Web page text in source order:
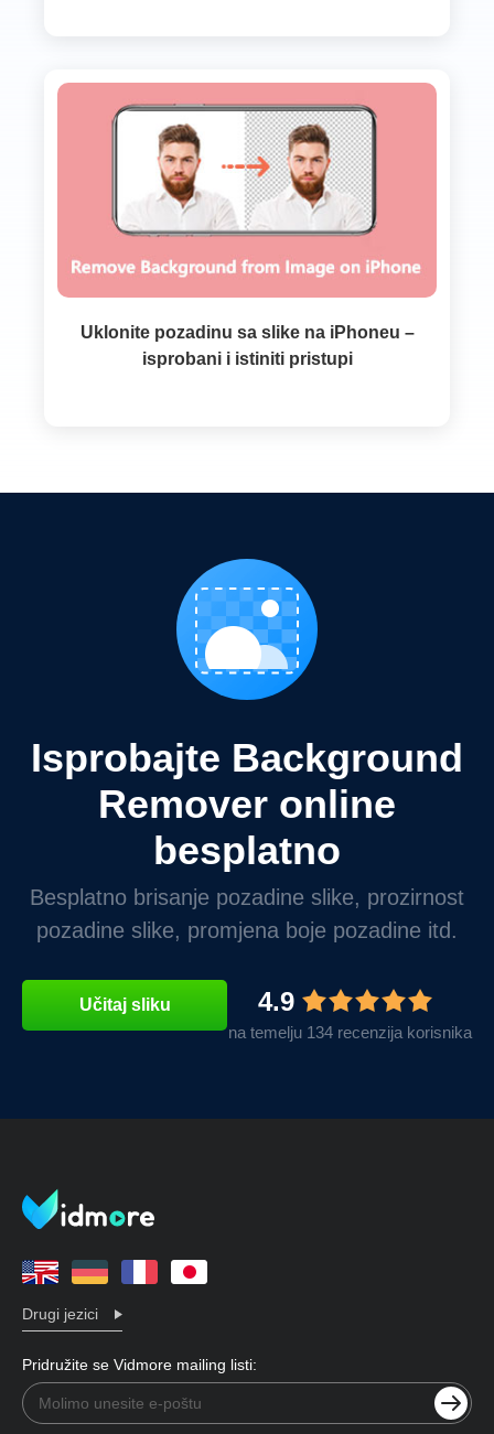
Uklonite pozadinu sa slike na iPhoneu –
isprobani i istiniti pristupi
Isprobajte Background
Remover online
besplatno
Besplatno brisanje pozadine slike, prozirnost
pozadine slike, promjena boje pozadine itd.
Učitaj sliku 4.9
na temelju 134 recenzija korisnika
Drugi jezici
Pridružite se Vidmore mailing listi: